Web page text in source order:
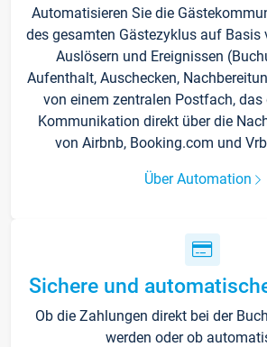
Automatisieren Sie die
des gesamten Gästezyklus auf Basis
Auslösern und Ereignissen
Aufenthalt, Auschecken,
von einem zentralen Postfach, das
Kommunikation direkt über die
von Airbnb, Booking.com und
Über Automation
Sichere und
Ob die Zahlungen direkt bei der
werden oder ob